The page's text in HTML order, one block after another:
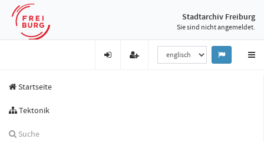
Stadtarchiv Freiburg
Sie sind nicht angemeldet.
Startseite
Tektonik
Suche